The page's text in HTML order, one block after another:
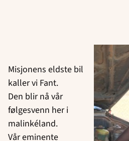
Misjonens eldste bil
kaller vi Fant.
Den blir nå vår
følgesvenn her i
malinkéland.
Vår eminente